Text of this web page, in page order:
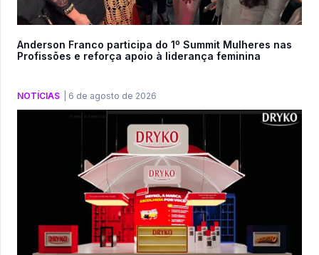
Anderson Franco participa do 1º Summit Mulheres nas
Profissões e reforça apoio à liderança feminina
NOTÍCIAS 6 de agosto de 2026